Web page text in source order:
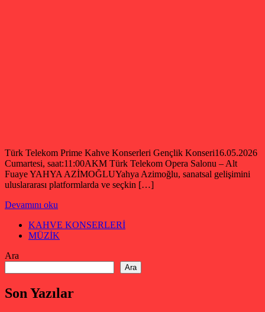
Türk Telekom Prime Kahve Konserleri Gençlik Konseri16.05.2026
Cumartesi, saat:11:00AKM Türk Telekom Opera Salonu – Alt
Fuaye YAHYA AZİMOĞLUYahya Azimoğlu, sanatsal gelişimini
uluslararası platformlarda ve seçkin […]
Devamını oku
KAHVE KONSERLERİ
MÜZİK
Ara
Ara
Son Yazılar